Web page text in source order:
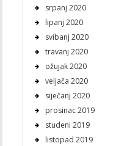
srpanj 2020
lipanj 2020
svibanj 2020
travanj 2020
ožujak 2020
veljača 2020
siječanj 2020
prosinac 2019
studeni 2019
listopad 2019